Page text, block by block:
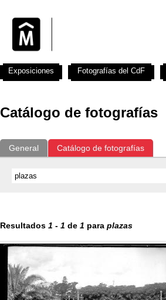
Catálogo de fotografías
General Catálogo de fotografías
Resultados 1 - 1 de 1 para plazas
Exposiciones Fotografías del CdF